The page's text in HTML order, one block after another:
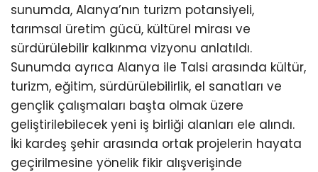
sunumda, Alanya’nın turizm potansiyeli,
tarımsal üretim gücü, kültürel mirası ve
sürdürülebilir kalkınma vizyonu anlatıldı.
Sunumda ayrıca Alanya ile Talsi arasında kültür,
turizm, eğitim, sürdürülebilirlik, el sanatları ve
gençlik çalışmaları başta olmak üzere
geliştirilebilecek yeni iş birliği alanları ele alındı.
İki kardeş şehir arasında ortak projelerin hayata
geçirilmesine yönelik fikir alışverişinde